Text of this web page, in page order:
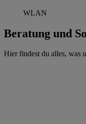
WLAN
Beratung und
Hier findest du alles, was